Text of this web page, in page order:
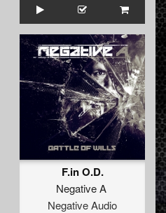
F.in O.D.
Negative A
Negative Audio